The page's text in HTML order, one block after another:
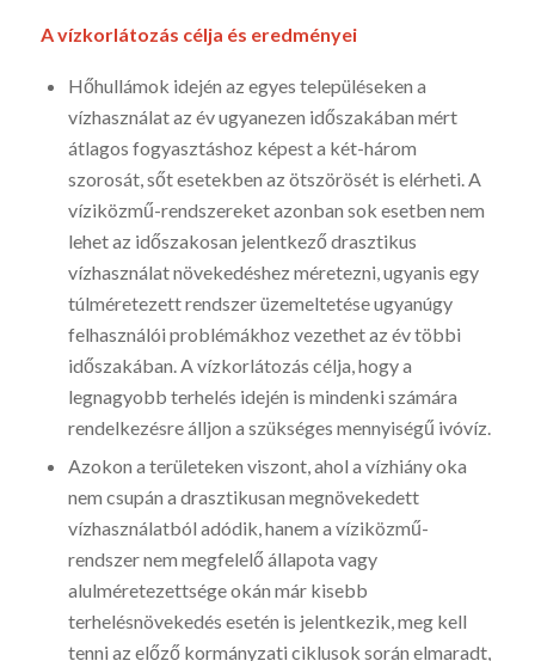
A vízkorlátozás célja és eredményei
Hőhullámok idején az egyes településeken a
vízhasználat az év ugyanezen időszakában mért
átlagos fogyasztáshoz képest a két-három
szorosát, sőt esetekben az ötszörösét is elérheti. A
víziközmű-rendszereket azonban sok esetben nem
lehet az időszakosan jelentkező drasztikus
vízhasználat növekedéshez méretezni, ugyanis egy
túlméretezett rendszer üzemeltetése ugyanúgy
felhasználói problémákhoz vezethet az év többi
időszakában. A vízkorlátozás célja, hogy a
legnagyobb terhelés idején is mindenki számára
rendelkezésre álljon a szükséges mennyiségű ivóvíz.
Azokon a területeken viszont, ahol a vízhiány oka
nem csupán a drasztikusan megnövekedett
vízhasználatból adódik, hanem a víziközmű-
rendszer nem megfelelő állapota vagy
alulméretezettsége okán már kisebb
terhelésnövekedés esetén is jelentkezik, meg kell
tenni az előző kormányzati ciklusok során elmaradt,